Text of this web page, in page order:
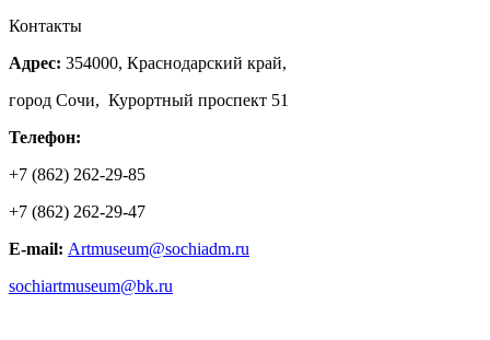
Контакты
Адрес: 354000, Краснодарский край,
город Сочи, Курортный проспект 51
Телефон:
+7 (862) 262-29-85
+7 (862) 262-29-47
E-mail: Artmuseum@sochiadm.ru
sochiartmuseum@bk.ru